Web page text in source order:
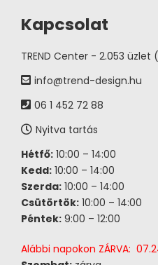
Kapcsolat
TREND Center - 2.053 üzlet
info@trend-design.hu
06 1 452 72 88
Nyitva tartás
Hétfő: 10:00 – 14:00
Kedd: 10:00 – 14:00
Szerda: 10:00 – 14:00
Csütörtök: 10:00 – 14:00
Péntek: 9:00 – 12:00
Alábbi napokon ZÁRVA: